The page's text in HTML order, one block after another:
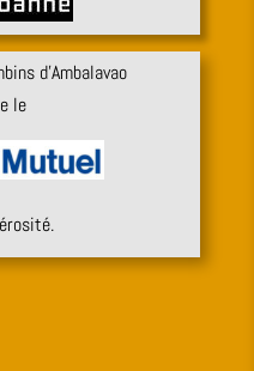
d’Ambalavao
le